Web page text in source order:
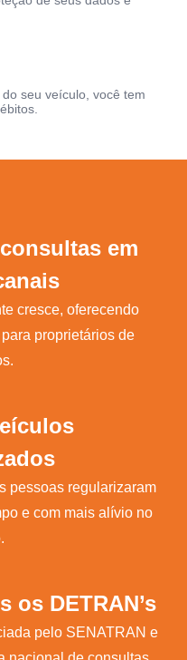
seu veículo, você tem
em
cresce, oferecendo
proprietários de
pessoas regularizaram
e com mais alívio no
os DETRAN’s
pelo SENATRAN e